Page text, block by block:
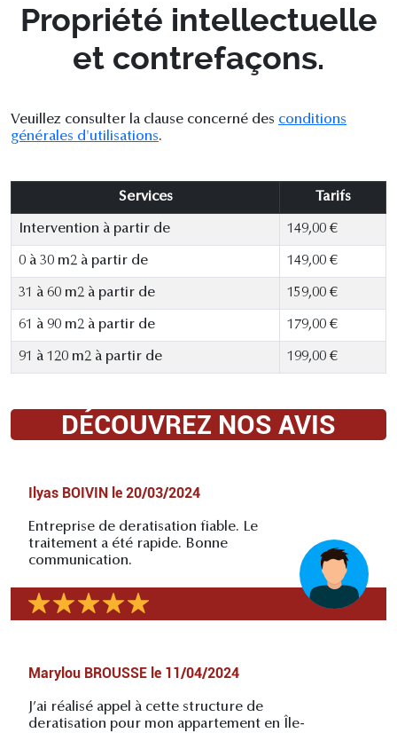
Propriété intellectuelle
et contrefaçons.
Veuillez consulter la clause concerné des conditions
générales d'utilisations.
Services Tarifs
Intervention à partir de 149,00 €
0 à 30 m2 à partir de 149,00 €
31 à 60 m2 à partir de 159,00 €
61 à 90 m2 à partir de 179,00 €
91 à 120 m2 à partir de 199,00 €
DÉCOUVREZ NOS AVIS
Ilyas BOIVIN le 20/03/2024
Entreprise de deratisation fiable. Le
traitement a été rapide. Bonne
communication.
Marylou BROUSSE le 11/04/2024
J’ai réalisé appel à cette structure de
deratisation pour mon appartement en Île-